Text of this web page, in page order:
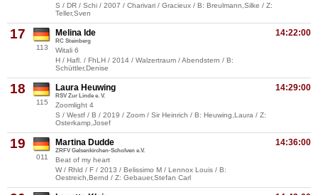
S / DR / Schi / 2007 / Charivari / Gracieux / B: Breulmann,Silke / Z:
Teller,Sven
17
113
14:22:00
Melina Ide
RC Steinberg
Witali 6
H / Hafl. / FhLH / 2014 / Walzertraum / Abendstern / B:
Schüttler,Denise
18
115
14:29:00
Laura Heuwing
RSV Zur Linde e. V.
Zoomlight 4
S / Westf / B / 2019 / Zoom / Sir Heinrich / B: Heuwing,Laura / Z:
Osterkamp,Josef
19
011
14:36:00
Martina Dudde
ZRFV Gelsenkirchen-Scholven e.V.
Beat of my heart
W / Rhld / F / 2013 / Belissimo M / Lennox Louis / B:
Oestreich,Bernd / Z: Gebauer,Stefan Carl